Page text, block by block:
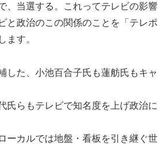
、当選する。これってテレビの影響
と政治のこの関係のことを「テレポ
ます。
した、小池百合子氏も蓮舫氏もキャ
氏らもテレビで知名度を上げ政治に
ーカルでは地盤・看板を引き継ぐ世